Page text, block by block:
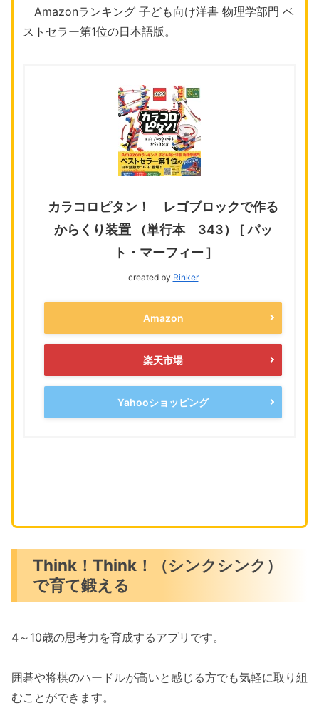
Amazonランキング 子ども向け洋書 物理学部門 ベ
ストセラー第1位の日本語版。
カラコロピタン！ レゴブロックで作る
からくり装置 （単行本 343） [ パッ
ト・マーフィー ]
created by Rinker
Amazon
楽天市場
Yahooショッピング
Think！Think！（シンクシンク）
で育て鍛える
4～10歳の思考力を育成するアプリです。
囲碁や将棋のハードルが高いと感じる方でも気軽に取り組
むことができます。